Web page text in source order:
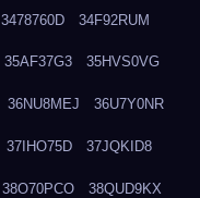
3478760D 34F92RUM
35AF37G3 35HVS0VG
36NU8MEJ 36U7Y0NR
37IHO75D 37JQKID8
38O70PCO 38QUD9KX